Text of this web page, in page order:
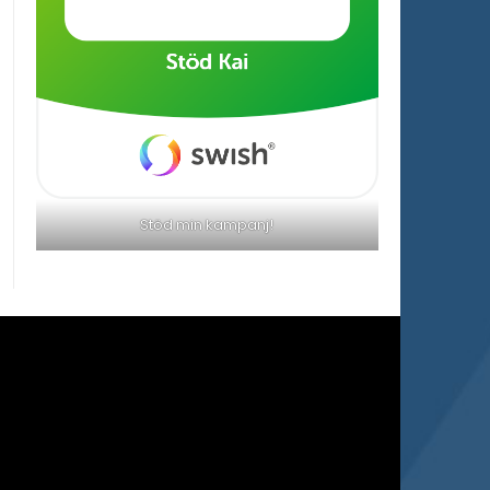
Stöd min kampanj!